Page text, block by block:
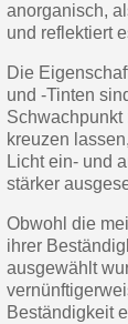
anorganisch,
und reflektiert
Die
und -Tinten
Schwachpunkt
kreuzen
Licht ein- und
stärker
Obwohl die
ihrer
ausgewählt
Beständigkeit